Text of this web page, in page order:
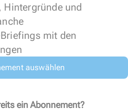
Hintergründe und
mit den
auswählen
ein Abonnement?